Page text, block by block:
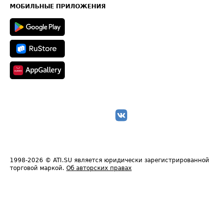
Техническая информация
МОБИЛЬНЫЕ ПРИЛОЖЕНИЯ
1998-2026 © ATI.SU является юридически зарегистрированной
торговой маркой. Об авторских правах